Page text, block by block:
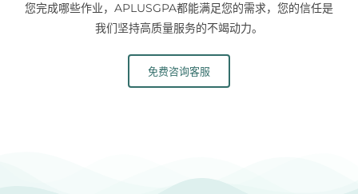
您完成哪些作业，APLUSGPA都能满足您的需求，您的信任是
我们坚持高质量服务的不竭动力。
免费咨询客服